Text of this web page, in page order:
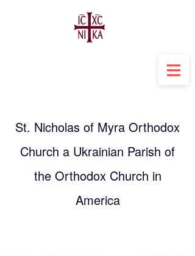
St. Nicholas of Myra Orthodox
Church a Ukrainian Parish of
the Orthodox Church in
America